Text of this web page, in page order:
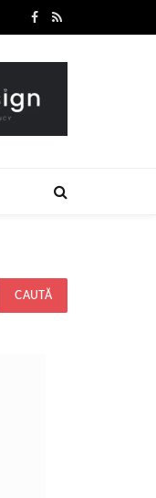
Facebook
RSS